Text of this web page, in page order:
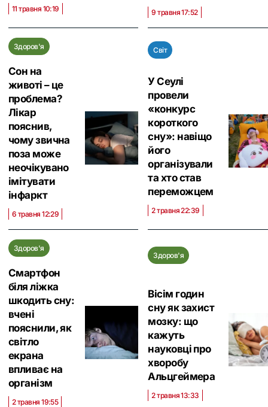
11 травня 10:19 9 травня 17:52
Здоров'я
Сон на
животі – це
проблема?
Лікар
пояснив,
чому звична
поза може
неочікувано
імітувати
інфаркт
6 травня 12:29
Світ
У Сеулі
провели
«конкурс
короткого
сну»: навіщо
його
організували
та хто став
переможцем
2 травня 22:39
Здоров'я
Смартфон
біля ліжка
шкодить сну:
вчені
пояснили, як
світло
екрана
впливає на
організм
2 травня 19:55
Здоров'я
Вісім годин
сну як захист
мозку: що
кажуть
науковці про
хворобу
Альцгеймера
2 травня 13:33